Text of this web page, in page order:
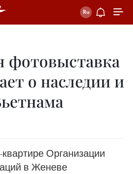
фотовыставка
о наследии и
Организации
в Женеве